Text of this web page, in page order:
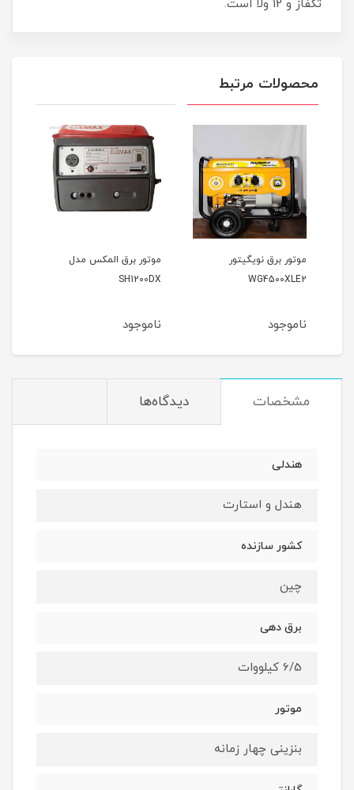
تکفاز و 12 ولا است.
محصولات مرتبط
موتور برق نویگیتور
WG4500XLE2
ناموجود
موتور برق المکس مدل
SH1200DX
ناموجود
مشخصات دیدگاه‌ها
هندلی
هندل و استارت
کشور سازنده
چین
برق دهی
6/5 کیلووات
موتور
بنزینی چهار زمانه